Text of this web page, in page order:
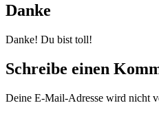
Danke
Danke! Du bist toll!
Schreibe einen
Deine E-Mail-Adresse wird nicht